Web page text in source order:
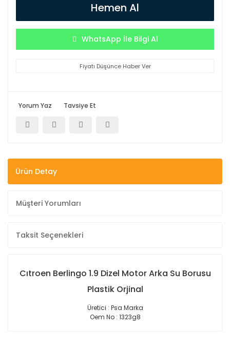
Hemen Al
WhatsApp İle Bilgi Al
Fiyatı Düşünce Haber Ver
Yorum Yaz Tavsiye Et
Ürün Detay
Müşteri Yorumları
Taksit Seçenekleri
Cıtroen Berlingo 1.9 Dizel Motor Arka Su Borusu
Plastik Orjinal
Üretici : Psa Marka
Oem No : 1323g8